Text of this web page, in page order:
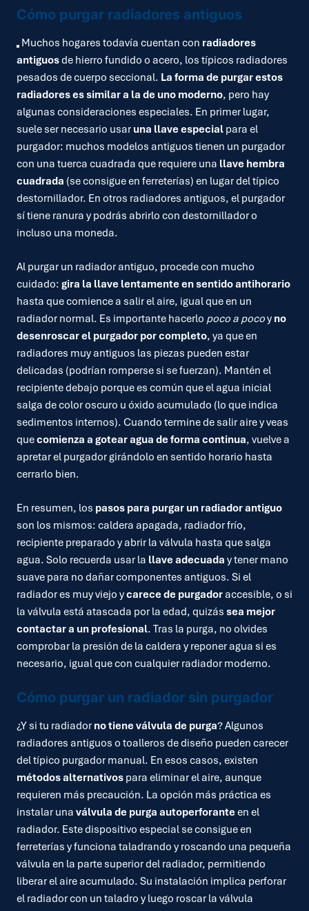
Cómo purgar radiadores antiguos
Muchos hogares todavía cuentan con radiadores
antiguosde hierro fundido o acero, los típicos radiadores
pesados de cuerpo seccional. La forma de purgar estos
radiadores es similar a la de uno moderno, pero hay
algunas consideraciones especiales. En primer lugar,
suele ser necesario usar una llave especial para el
purgador: muchos modelos antiguos tienen un purgador
con una tuerca cuadrada que requiere una llave hembra
cuadrada (se consigue en ferreterías) en lugar del típico
destornillador. En otros radiadores antiguos, el purgador
sí tiene ranura y podrás abrirlo con destornillador o
incluso una moneda.
Al purgar un radiador antiguo, procede con mucho
cuidado: gira la llave lentamente en sentido antihorario
hasta que comience a salir el aire, igual que en un
radiador normal. Es importante hacerlo poco a pocoy no
desenroscar el purgador por completo, ya que en
radiadores muy antiguos las piezas pueden estar
delicadas (podrían romperse si se fuerzan). Mantén el
recipiente debajo porque es común que el agua inicial
salga de color oscuro u óxido acumulado (lo que indica
sedimentos internos). Cuando termine de salir aire y veas
quecomienza a gotear agua de forma continua, vuelve a
apretar el purgador girándolo en sentido horario hasta
cerrarlo bien.
En resumen, los pasos para purgar un radiador antiguo
son los mismos: caldera apagada, radiador frío,
recipiente preparado y abrir la válvula hasta que salga
agua. Solo recuerda usar la llave adecuada y tener mano
suave para no dañar componentes antiguos. Si el
radiador es muy viejo ycarece de purgadoraccesible, o si
la válvula está atascada por la edad, quizás sea mejor
contactar a un profesional. Tras la purga, no olvides
comprobar la presión de la caldera y reponer agua si es
necesario, igual que con cualquier radiador moderno.
Cómo purgar un radiador sin purgador
¿Y si tu radiador no tiene válvula de purga? Algunos
radiadores antiguos o toalleros de diseño pueden carecer
del típico purgador manual. En esos casos, existen
métodos alternativos para eliminar el aire, aunque
requieren más precaución. La opción más práctica es
instalar una válvula de purga autoperforanteen el
radiador. Este dispositivo especial se consigue en
ferreterías y funciona taladrando y roscando una pequeña
válvula en la parte superior del radiador, permitiendo
liberar el aire acumulado. Su instalación implica perforar
el radiador con un taladro y luego roscar la válvula